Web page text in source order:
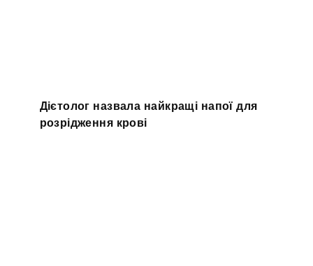
Дієтолог назвала найкращі напої для
розрідження крові